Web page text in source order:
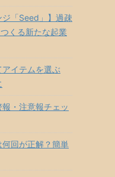
ジ「Seed」】過疎
くる新たな起業
イテムを選ぶ
・注意報チェッ
何回が正解？簡単